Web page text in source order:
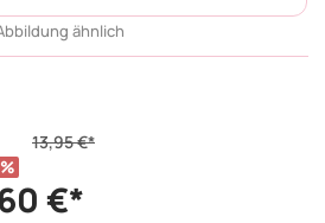
ähnlich
13,95 €*
€*